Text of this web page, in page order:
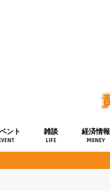
ント 雑談
LIFE
経済情報
MONEY